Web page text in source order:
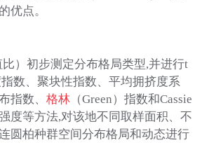
优点。
）初步测定分布格局类型,并进行t
数、聚块性指数、平均拥挤度系
指数、 格林（Green）指数和Cassie
度等方法,对该地不同取样面积、不
圆柏种群空间分布格局和动态进行